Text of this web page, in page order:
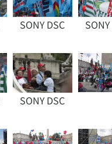
SONY DSC
SONY DSC